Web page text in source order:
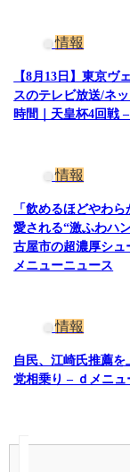
情報
【8月13日】東京ヴ
スのテレビ放送/ネ
時間｜天皇杯4回戦
情報
「飲めるほどやわ
愛される“激ふわハ
古屋市の超濃厚シュ
メニューニュース
情報
自民、江崎氏推薦
党相乗り – ｄメニュ